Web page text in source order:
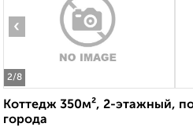
2/8
‹
Коттедж 350м², 2-этажный,
города